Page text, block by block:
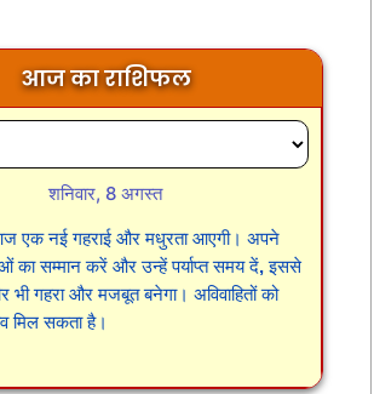
आज का राशिफल
शनिवार, 8 अगस्त
एक नई गहराई और मधुरता आएगी। अपने
का सम्मान करें और उन्हें पर्याप्त समय दें, इससे
भी गहरा और मजबूत बनेगा। अविवाहितों को
मिल सकता है।